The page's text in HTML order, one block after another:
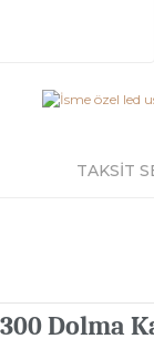
TAKSİT
Dolma